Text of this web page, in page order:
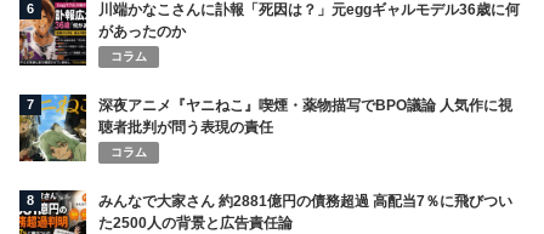
6
川端かなこさんに訃報「死因は？」元eggギャルモデル36歳に何
があったのか
コラム
7
深夜アニメ『ヤニねこ』喫煙・薬物描写でBPO議論 人気作に視
聴者批判が問う表現の責任
コラム
8
みんなで大家さん 約2881億円の債務超過 高配当7％に飛びつい
た2500人の背景と広告責任論